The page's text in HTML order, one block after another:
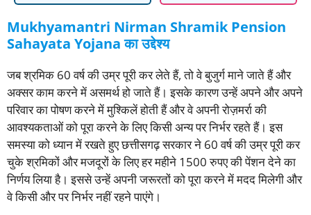
Mukhyamantri Nirman Shramik Pension
Sahayata Yojana का उद्देश्य
जब श्रमिक 60 वर्ष की उम्र पूरी कर लेते हैं, तो वे बुजुर्ग माने जाते हैं और
अक्सर काम करने में असमर्थ हो जाते हैं। इसके कारण उन्हें अपने और अपने
परिवार का पोषण करने में मुश्किलें होती हैं और वे अपनी रोज़मर्रा की
आवश्यकताओं को पूरा करने के लिए किसी अन्य पर निर्भर रहते हैं। इस
समस्या को ध्यान में रखते हुए छत्तीसगढ़ सरकार ने 60 वर्ष की उम्र पूरी कर
चुके श्रमिकों और मजदूरों के लिए हर महीने 1500 रुपए की पेंशन देने का
निर्णय लिया है। इससे उन्हें अपनी जरूरतों को पूरा करने में मदद मिलेगी और
वे किसी और पर निर्भर नहीं रहने पाएंगे।